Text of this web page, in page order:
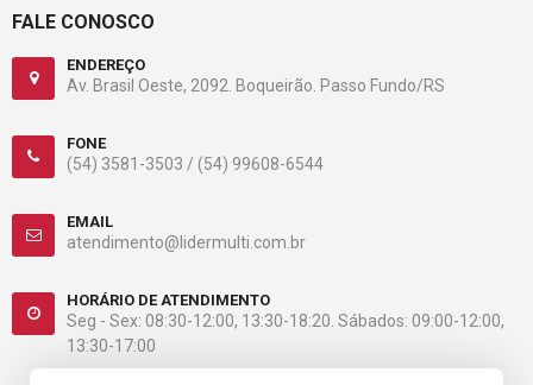
FALE CONOSCO
ENDEREÇO
Av. Brasil Oeste, 2092. Boqueirão. Passo Fundo/RS
FONE
(54) 3581-3503 / (54) 99608-6544
EMAIL
atendimento@lidermulti.com.br
HORÁRIO DE ATENDIMENTO
Seg - Sex: 08:30-12:00, 13:30-18:20. Sábados: 09:00-12:00,
13:30-17:00